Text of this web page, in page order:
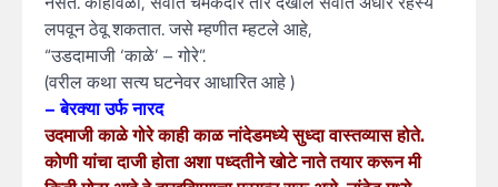
लपवून ठेवू शकतात. जसे म्हणीत म्हटले आहे,
“उडदामाजी ‘काळे’ – गोरे”.
(वरील कथा सत्य घटनेवर आधारित आहे )
– बेरक्या उर्फ नारद
उदमाजी काळे गोरे काही काळ नांदेडमध्ये सुध्दा वास्तव्यास होते.
कोणी यांचा दाजी होता अशा पध्दतीने खोटे नाते तयार करून मी